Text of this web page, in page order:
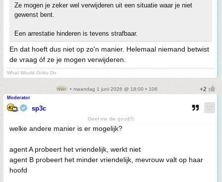
Ze mogen je zeker wel verwijderen uit een situatie waar je niet
gewenst bent.
Een arrestatie hinderen is tevens strafbaar.
En dat hoeft dus niet op zo'n manier. Helemaal niemand betwist
de vraag óf ze je mogen verwijderen.
What Would Goku Do
• maandag 1 juni 2026 @ 18:00 • 106
Moderator
sp3c
Geef me die goud!!!
welke andere manier is er mogelijk?
agent A probeert het vriendelijk, werkt niet
agent B probeert het minder vriendelijk, mevrouw valt op haar
hoofd